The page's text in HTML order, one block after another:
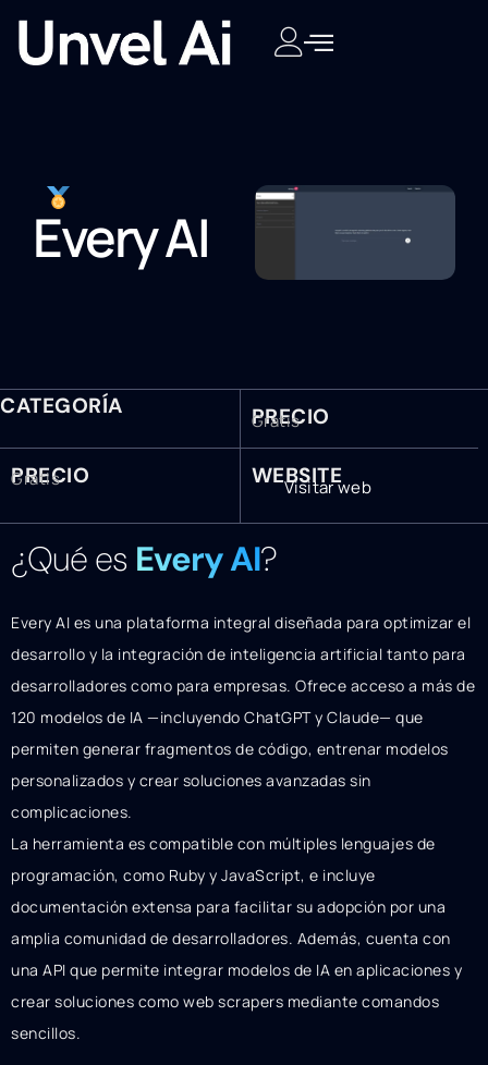
Every AI
CATEGORÍA PRECIO
Gratis
PRECIO
Gratis WEBSITE
Visitar web
¿Qué es Every AI?
Every AI es una plataforma integral diseñada para optimizar el
desarrollo y la integración de inteligencia artificial tanto para
desarrolladores como para empresas. Ofrece acceso a más de
120 modelos de IA —incluyendo ChatGPT y Claude— que
permiten generar fragmentos de código, entrenar modelos
personalizados y crear soluciones avanzadas sin
complicaciones.
La herramienta es compatible con múltiples lenguajes de
programación, como Ruby y JavaScript, e incluye
documentación extensa para facilitar su adopción por una
amplia comunidad de desarrolladores. Además, cuenta con
una API que permite integrar modelos de IA en aplicaciones y
crear soluciones como web scrapers mediante comandos
sencillos.